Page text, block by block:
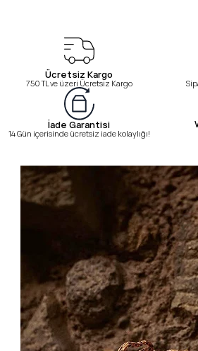
Ücretsiz Kargo
750 TL ve üzeri Ücretsiz Kargo
İade Garantisi
14 Gün içerisinde ücretsiz iade kolaylığı!